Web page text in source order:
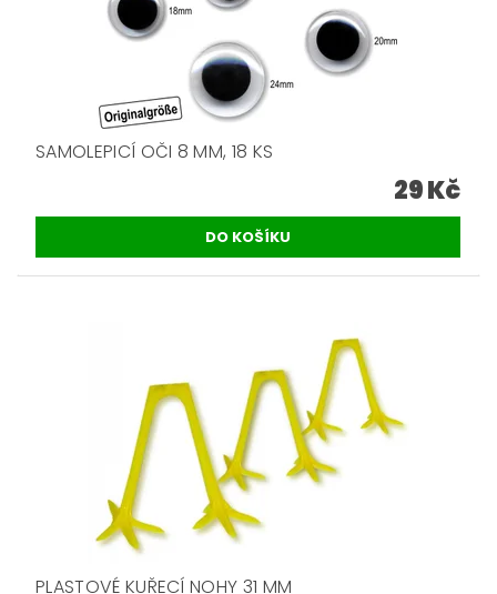
SAMOLEPICÍ OČI 8 MM, 18 KS
29 Kč
PLASTOVÉ KUŘECÍ NOHY 31 MM